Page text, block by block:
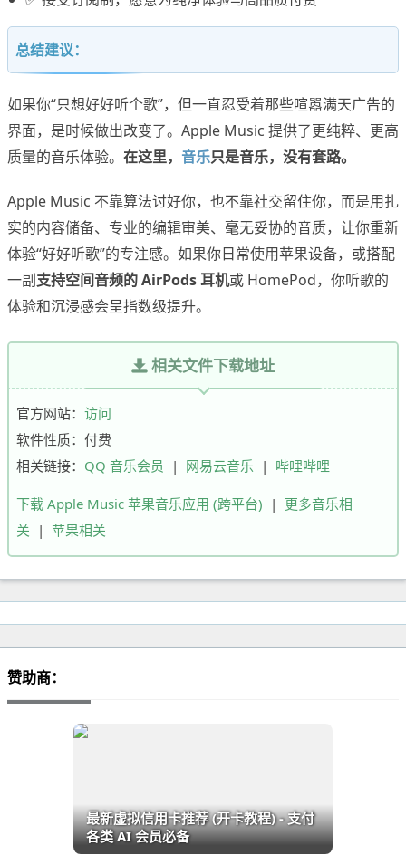
总结建议：
如果你“只想好好听个歌”，但一直忍受着那些喧嚣满天广告的
界面，是时候做出改变了。Apple Music 提供了更纯粹、更高
质量的音乐体验。 在这里， 音乐只是音乐，没有套路。
Apple Music 不靠算法讨好你，也不靠社交留住你，而是用扎
实的内容储备、专业的编辑审美、毫无妥协的音质，让你重新
体验“好好听歌”的专注感。如果你日常使用苹果设备，或搭配
一副支持空间音频的 AirPods 耳机或 HomePod，你听歌的
体验和沉浸感会呈指数级提升。
相关文件下载地址
官方网站： 访问
软件性质：付费
相关链接： QQ 音乐会员 | 网易云音乐 | 哔哩哔哩
下载 Apple Music 苹果音乐应用 (跨平台) | 更多音乐相
关 | 苹果相关
赞助商：
最新虚拟信用卡推荐 (开卡教程) - 支付
各类 AI 会员必备